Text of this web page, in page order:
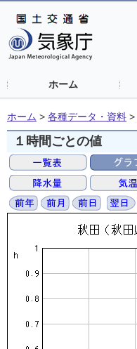
ホーム
ホーム > 各種データ・資料 >
１時間ごとの値